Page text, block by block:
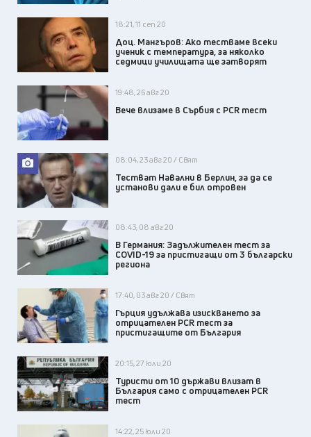
18:21, 11 сеп 20
Доц. Мангъров: Ако тестваме всеки
ученик с температура, за няколко
седмици училищата ще затворят
19:48, 26 авг 20
Вече влизаме в Сърбия с PCR тест
08:04, 23 авг 20 / Свят
Тестват Навални в Берлин, за да се
установи дали е бил отровен
08:43, 08 авг 20
В Германия: Задължителен тест за
COVID-19 за пристигащи от 3 български
региона
17:40, 03 авг 20 / Свят
Гърция удължава изискването за
отрицателен PCR тест за
пристигащите от България
20:15, 27 юли 20
Туристи от 10 държави влизат в
България само с отрицателен PCR
тест
14:22, 25 юли 20